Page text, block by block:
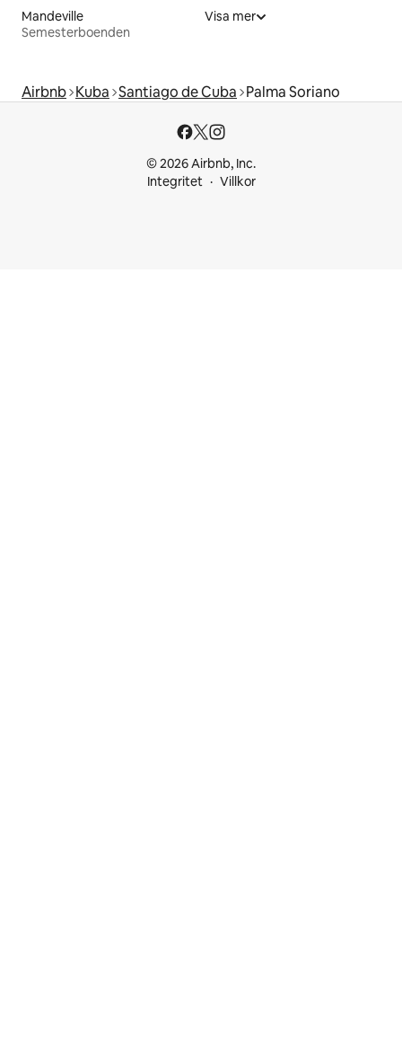
Mandeville
Semesterboenden
Visa mer
Airbnb Kuba Santiago de Cuba Palma Soriano
© 2026 Airbnb, Inc.
Integritet
Villkor